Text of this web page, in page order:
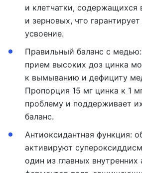
и клетчатки, содержащихся
и зерновых, что
усвоение.
Правильный баланс с медью:
прием высоких доз цинка
к вымыванию и дефициту
Пропорция 15 мг цинка к 1
проблему и поддерживает
баланс.
Антиоксидантная функция:
активируют
один из главных внутренних